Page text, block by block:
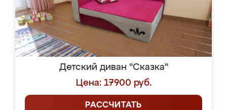
Детский диван "Сказка"
Цена: 17900 руб.
РАССЧИТАТЬ